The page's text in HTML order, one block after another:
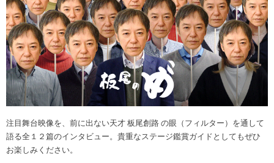
注目舞台映像を、前に出ない天才 板尾創路 の眼（フィルター）を通して
語る全１２篇のインタビュー。貴重なステージ鑑賞ガイドとしてもぜひ
お楽しみください。